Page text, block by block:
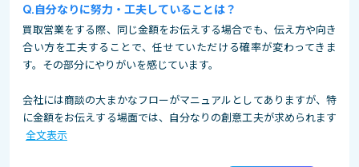
自分なりに努力・工夫していることは？
買取営業をする際、同じ金額をお伝えする場合でも、伝え方や向き
合い方を工夫することで、任せていただける確率が変わってきま
す。その部分にやりがいを感じています。
会社には商談の大まかなフローがマニュアルとしてありますが、特
に金額をお伝えする場面では、自分なりの創意工夫が求められます
全文表示